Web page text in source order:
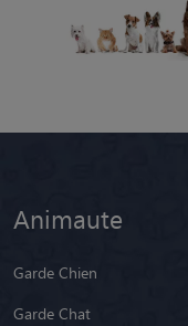
Animaute
Garde Chien
Garde Chat